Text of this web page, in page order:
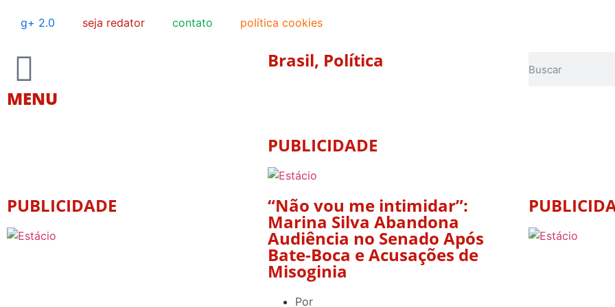
g+ 2.0 seja redator contato política cookies
MENU
Brasil, Política
PUBLICIDADE
PUBLICIDADE “Não vou me intimidar”:
Marina Silva Abandona
Audiência no Senado Após
Bate-Boca e Acusações de
Misoginia
Por